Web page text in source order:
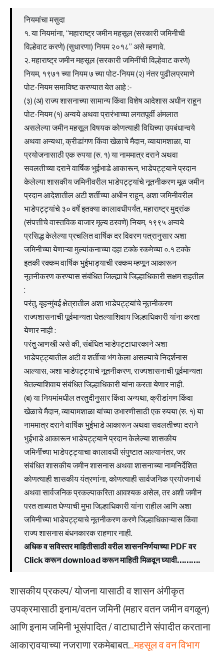
नियमांचा मसुदा
१. या नियमांना, “महाराष्ट्र जमीन महसूल (सरकारी जमिनीची
विल्हेवाट करणे) (सुधारणा) नियम २०१८” असे म्हणावे.
२. महाराष्ट्र जमीन महसूल (सरकारी जमिनींची विल्हेवाट करणे)
नियम, १९७१ च्या नियम ७ च्या पोट-नियम (२) नंतर पुढीलप्रमाणे
पोट-नियम समाविष्ट करण्यात येत आहे :-
(३) (अ) राज्य शासनाच्या सामान्य किंवा विशेष आदेशास अधीन राहून
पोट-नियम (१) अन्वये अथवा प्रारंभाच्या लगतपूर्वी अंमलात
असलेल्या जमीन महसूल विषयक कोणत्याही विधिच्या उपबंधान्वये
अथवा अन्यथा, क्रीडांगण किंवा खेळाचे मैदान, व्यायामशाळा, या
प्रयोजनासाठी एक रुपया (रु. १) या नाममात्र दराने अथवा
सवलतीच्या दराने वार्षिक भुईभाडे आकारून, भाडेपट्ट्याने प्रदान
केलेल्या शासकीय जमिनीवरील भाडेपट्ट्यांचे नूतनीकरण मूळ जमीन
प्रदान आदेशातील अटी शर्तीच्या अधीन राहून, अशा जमिनीवरील
भाडेपट्ट्यांचे ३० वर्षे इतक्या कालावधीपर्यंत, महाराष्ट्र मुद्रांक
(संपत्तीचे वास्तविक बाजार मूल्य ठरवणे) नियम, १९९५ अन्वये
प्रसिद्ध केलेल्या प्रचलित वार्षिक दर विवरण पत्रानुसार अशा
जमिनीच्या येणाऱ्या मुल्यांकनाच्या दहा टक्के रकमेच्या ०.१ टक्के
इतकी रक्कम वार्षिक भुईभाड्याची रक्कम म्हणून आकारून
नूतनीकरण करण्यास संबंधित जिल्ह्याचे जिल्हाधिकारी सक्षम राहतील
:
परंतु, बृहन्मुंबई क्षेत्रातील अशा भाडेपट्ट्यांचे नूतनीकरण
राज्यशासनाची पूर्वमान्यता घेतल्याशिवाय जिल्हाधिकारी यांना करता
येणार नाही :
परंतु आणखी असे की, संबंधित भाडेपट्टाधारकाने अशा
भाडेपट्ट्यातील अटी व शर्तीचा भंग केला असल्याचे निदर्शनास
आल्यास, अशा भाडेपट्ट्याचे नूतनीकरण, राज्यशासनाची पूर्वमान्यता
घेतल्याशिवाय संबंधित जिल्हाधिकारी यांना करता येणार नाही.
(ब) या नियमांमधील तरतुदीनुसार किंवा अन्यथा, क्रीडांगण किंवा
खेळाचे मैदान, व्यायामशाळा यांच्या उभारणीसाठी एक रुपया (रु. १) या
नाममात्र दराने वार्षिक भुईभाडे आकारून अथवा सवलतीच्या दराने
भुईभाडे आकारून भाडेपट्ट्याने प्रदान केलेल्या शासकीय
जमिनींच्या भाडेपट्ट्याचा कालावधी संपुष्टात आल्यानंतर, जर
संबंधित शासकीय जमीन शासनास अथवा शासनाच्या नामनिर्देशित
कोणत्याही शासकीय यंत्रणांना, कोणत्याही सार्वजनिक प्रयोजनार्थ
अथवा सार्वजनिक प्रकल्पाकरिता आवश्यक असेल, तर अशी जमीन
परत ताब्यात घेण्याची मुभा जिल्हाधिकारी यांना राहील आणि अशा
जमिनीच्या भाडेपट्ट्याचे नूतनीकरण करणे जिल्हाधिकाऱ्यास किंवा
राज्य शासनास बंधनकारक राहणार नाही.
अधिक व सविस्तर माहितीसाठी वरील शासननिर्णयाच्या PDF वर
Click करून download करून माहिती मिळवून घ्यावी……….
शासकीय प्रकल्प/ योजना यासाठी व शासन अंगीकृत
उपक्रमासाठी इनाम/वतन जमिनी (महार वतन जमीन वगळून)
आणि इनाम जमिनी भूसंपादित / वाटाघाटीने संपादीत करताना
आकारा़वयाच्या नजराणा रकमेबाबत...महसूल व वन विभाग